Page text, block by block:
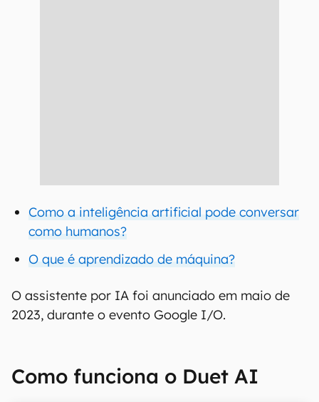
Como a inteligência artificial pode conversar
como humanos?
O que é aprendizado de máquina?
O assistente por IA foi anunciado em maio de
2023, durante o evento Google I/O.
Como funciona o Duet AI